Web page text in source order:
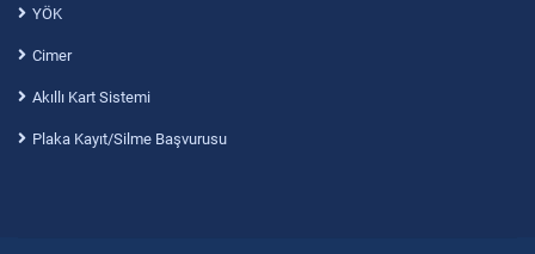
YÖK
Cimer
Akıllı Kart Sistemi
Plaka Kayıt/Silme Başvurusu